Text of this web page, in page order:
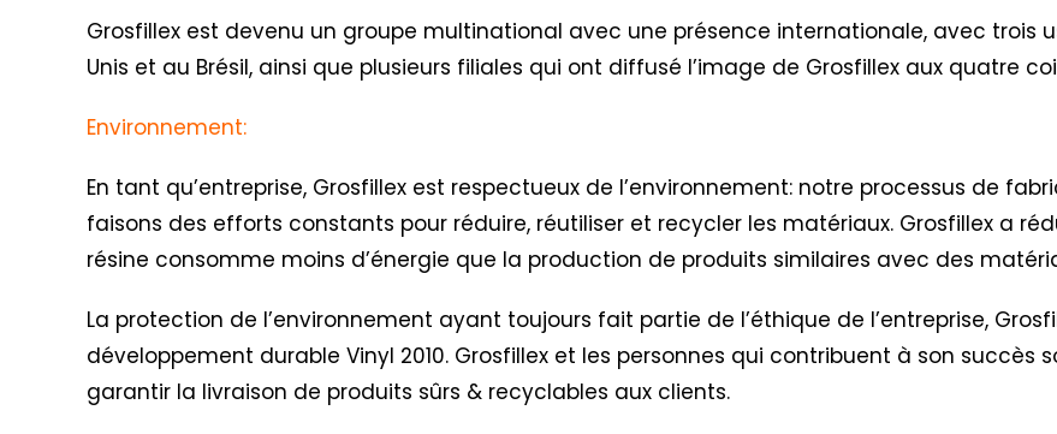
Grosfillex est devenu un groupe multinational avec une présence internationale, avec trois
Unis et au Brésil, ainsi que plusieurs filiales qui ont diffusé l’image de Grosfillex aux quatre
Environnement:
En tant qu’entreprise, Grosfillex est respectueux de l’environnement: notre processus de
faisons des efforts constants pour réduire, réutiliser et recycler les matériaux. Grosfillex a
résine consomme moins d’énergie que la production de produits similaires avec des
La protection de l’environnement ayant toujours fait partie de l’éthique de l’entreprise,
développement durable Vinyl 2010. Grosfillex et les personnes qui contribuent à son succès
garantir la livraison de produits sûrs & recyclables aux clients.